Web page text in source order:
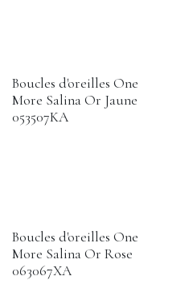
Boucles d'oreilles One
More Salina Or Jaune
053507KA
Boucles d'oreilles One
More Salina Or Rose
063067XA